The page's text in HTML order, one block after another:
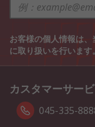
お客様の個人情報は、
に取り扱いを行います。
カスタマーサー
045-335-